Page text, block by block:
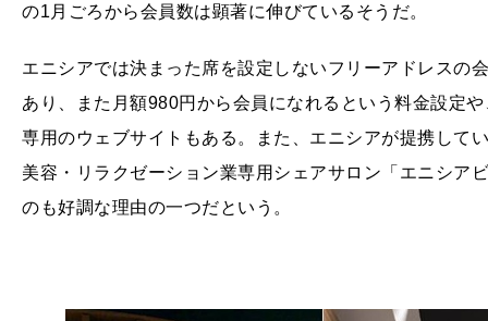
の1月ごろから会員数は顕著に伸びているそうだ。
エニシアでは決まった席を設定しないフリーアドレスの
あり、また月額980円から会員になれるという料金設定
専用のウェブサイトもある。また、エニシアが提携して
美容・リラクゼーション業専用シェアサロン「エニシア
のも好調な理由の一つだという。